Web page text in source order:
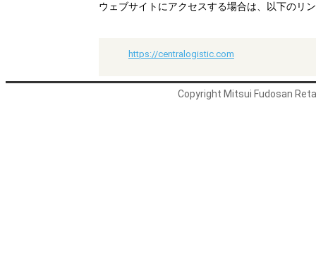
ウェブサイトにアクセスする場合は、以下のリ
https://centralogistic.com
Copyright Mitsui Fudosan